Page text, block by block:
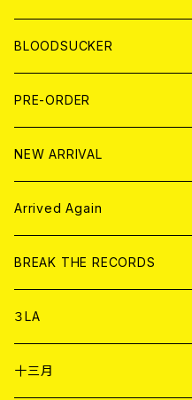
LP
7EP
LP
T-shirt
HOOD
WORLD
T-shirt
HOOD
MAGAZINE
BOLLOCKS
EL ZINE
写真集 (PHOTOBOOK)
BLOODSUCKER
CD
アナログ
アパレル
書籍
DIGITAL CONTENTS
PRE-ORDER
NEW ARRIVAL
CD
アナログ
Arrived Again
CD
アナログ
BREAK THE RECORDS
CD
ANALOG
３LA
CD
十三月